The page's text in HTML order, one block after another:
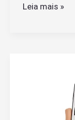
Como
Leia mais »